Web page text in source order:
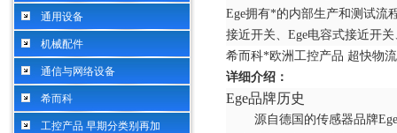
通用设备
机械配件
通信与网络设备
希而科
工控产品 早期分类别再加
Ege拥有*的内部生产和测试流
接近开关、Ege电容式接近开
希而科*欧洲工控产品 超快物流
详细介绍：
Ege品牌历史
源自德国的传感器品牌